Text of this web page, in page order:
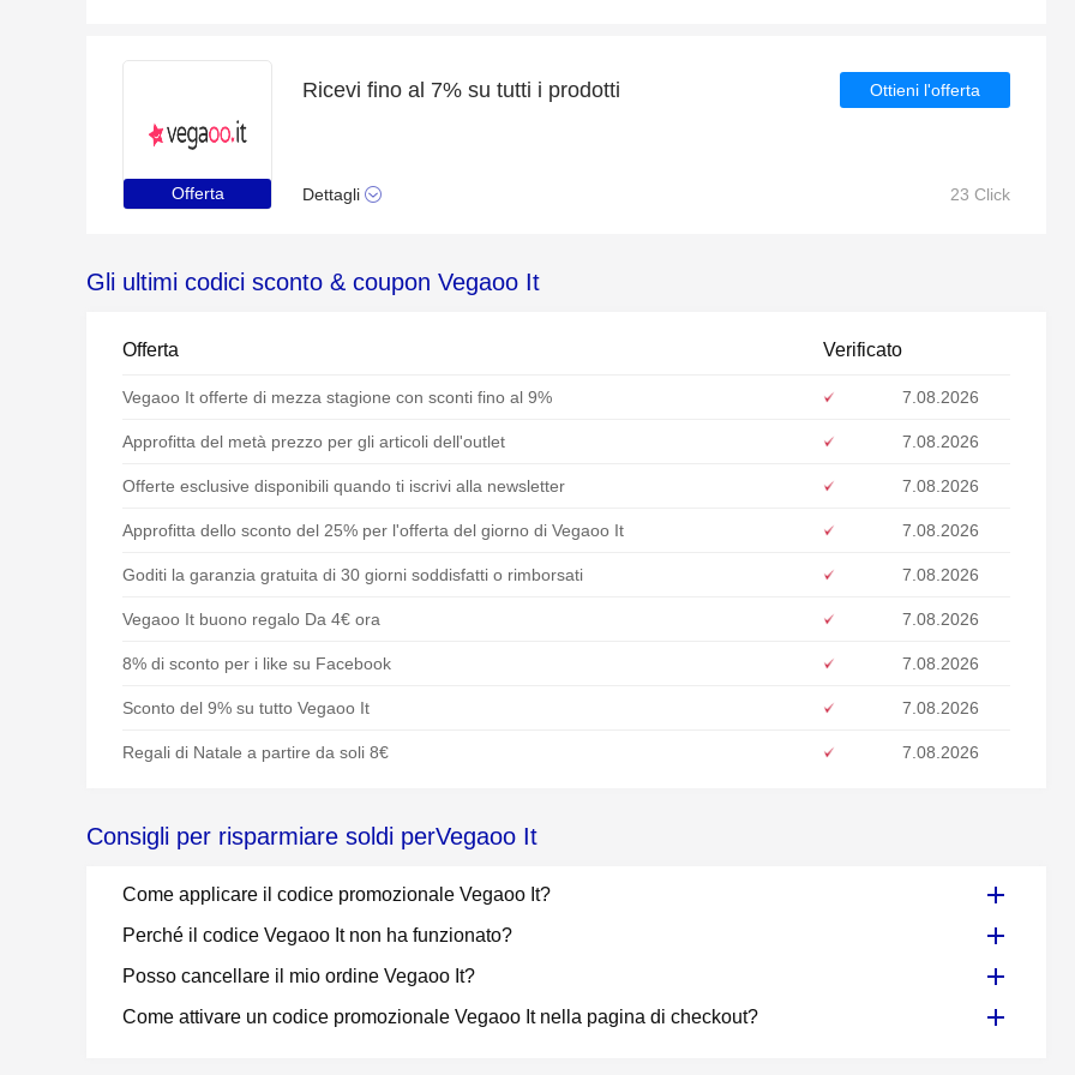
Offerta
Ricevi fino al 7% su tutti i prodotti
Dettagli
Ottieni l'offerta
23 Click
Gli ultimi codici sconto & coupon Vegaoo It
Offerta Verificato
Vegaoo It offerte di mezza stagione con sconti fino al 9% 7.08.2026
Approfitta del metà prezzo per gli articoli dell'outlet 7.08.2026
Offerte esclusive disponibili quando ti iscrivi alla newsletter 7.08.2026
Approfitta dello sconto del 25% per l'offerta del giorno di Vegaoo It 7.08.2026
Goditi la garanzia gratuita di 30 giorni soddisfatti o rimborsati 7.08.2026
Vegaoo It buono regalo Da 4€ ora 7.08.2026
8% di sconto per i like su Facebook 7.08.2026
Sconto del 9% su tutto Vegaoo It 7.08.2026
Regali di Natale a partire da soli 8€ 7.08.2026
Consigli per risparmiare soldi perVegaoo It
Come applicare il codice promozionale Vegaoo It?
Perché il codice Vegaoo It non ha funzionato?
Posso cancellare il mio ordine Vegaoo It?
Come attivare un codice promozionale Vegaoo It nella pagina di checkout?